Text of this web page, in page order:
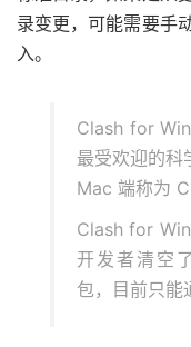
录变更，可能需要手
入。
Clash for
最受欢迎的科
Mac 端称为
Clash for
开发者清空
包，目前只能